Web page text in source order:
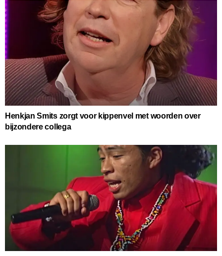
Henkjan Smits zorgt voor kippenvel met woorden over
bijzondere collega